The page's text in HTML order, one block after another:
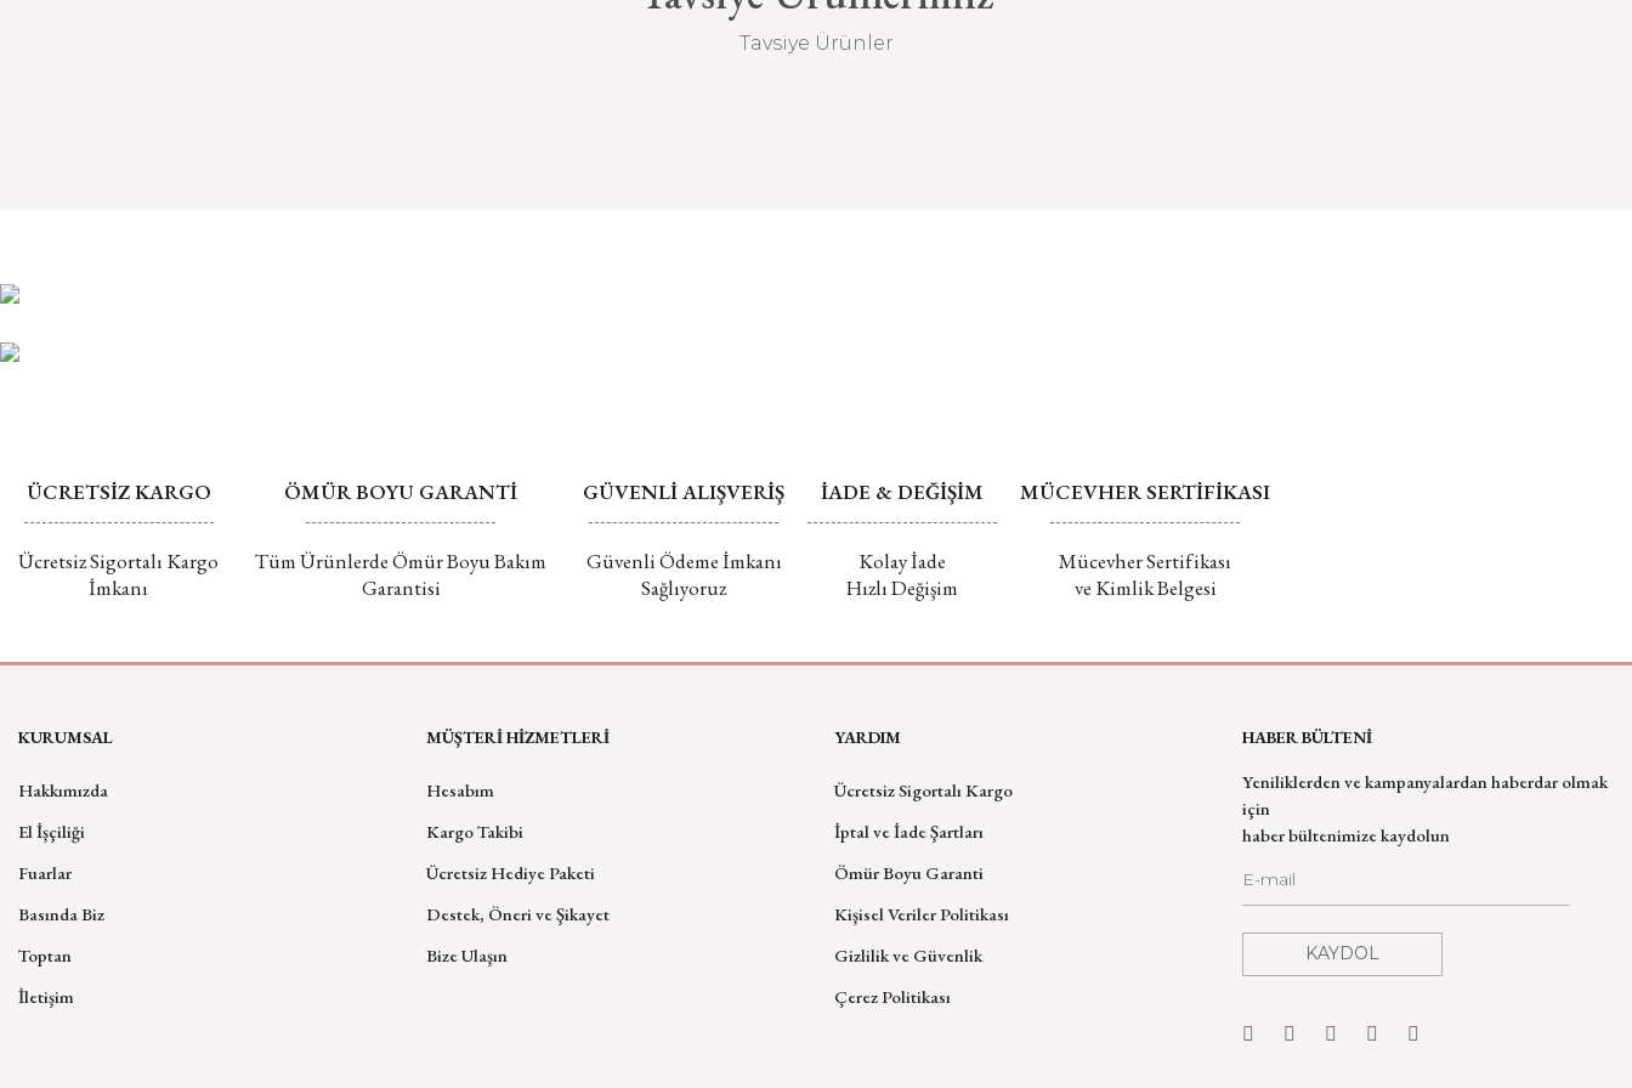
Tavsiye Ürünler
ÜCRETSİZ KARGO
Ücretsiz Sigortalı Kargo
İmkanı
ÖMÜR BOYU GARANTİ
Tüm Ürünlerde Ömür Boyu Bakım
Garantisi
GÜVENLİ ALIŞVERİŞ
Güvenli Ödeme İmkanı
Sağlıyoruz
İADE & DEĞİŞİM
Kolay İade
Hızlı Değişim
MÜCEVHER SERTİFİKASI
Mücevher Sertifikası
ve Kimlik Belgesi
KURUMSAL
Hakkımızda
El İşçiliği
Fuarlar
Basında Biz
Toptan
İletişim
MÜŞTERİ HİZMETLERİ
Hesabım
Kargo Takibi
Ücretsiz Hediye Paketi
Destek, Öneri ve Şikayet
Bize Ulaşın
YARDIM
Ücretsiz Sigortalı Kargo
İptal ve İade Şartları
Ömür Boyu Garanti
Kişisel Veriler Politikası
Gizlilik ve Güvenlik
Çerez Politikası
HABER BÜLTENİ
Yeniliklerden ve kampanyalardan haberdar olmak
için
haber bültenimize kaydolun
KAYDOL